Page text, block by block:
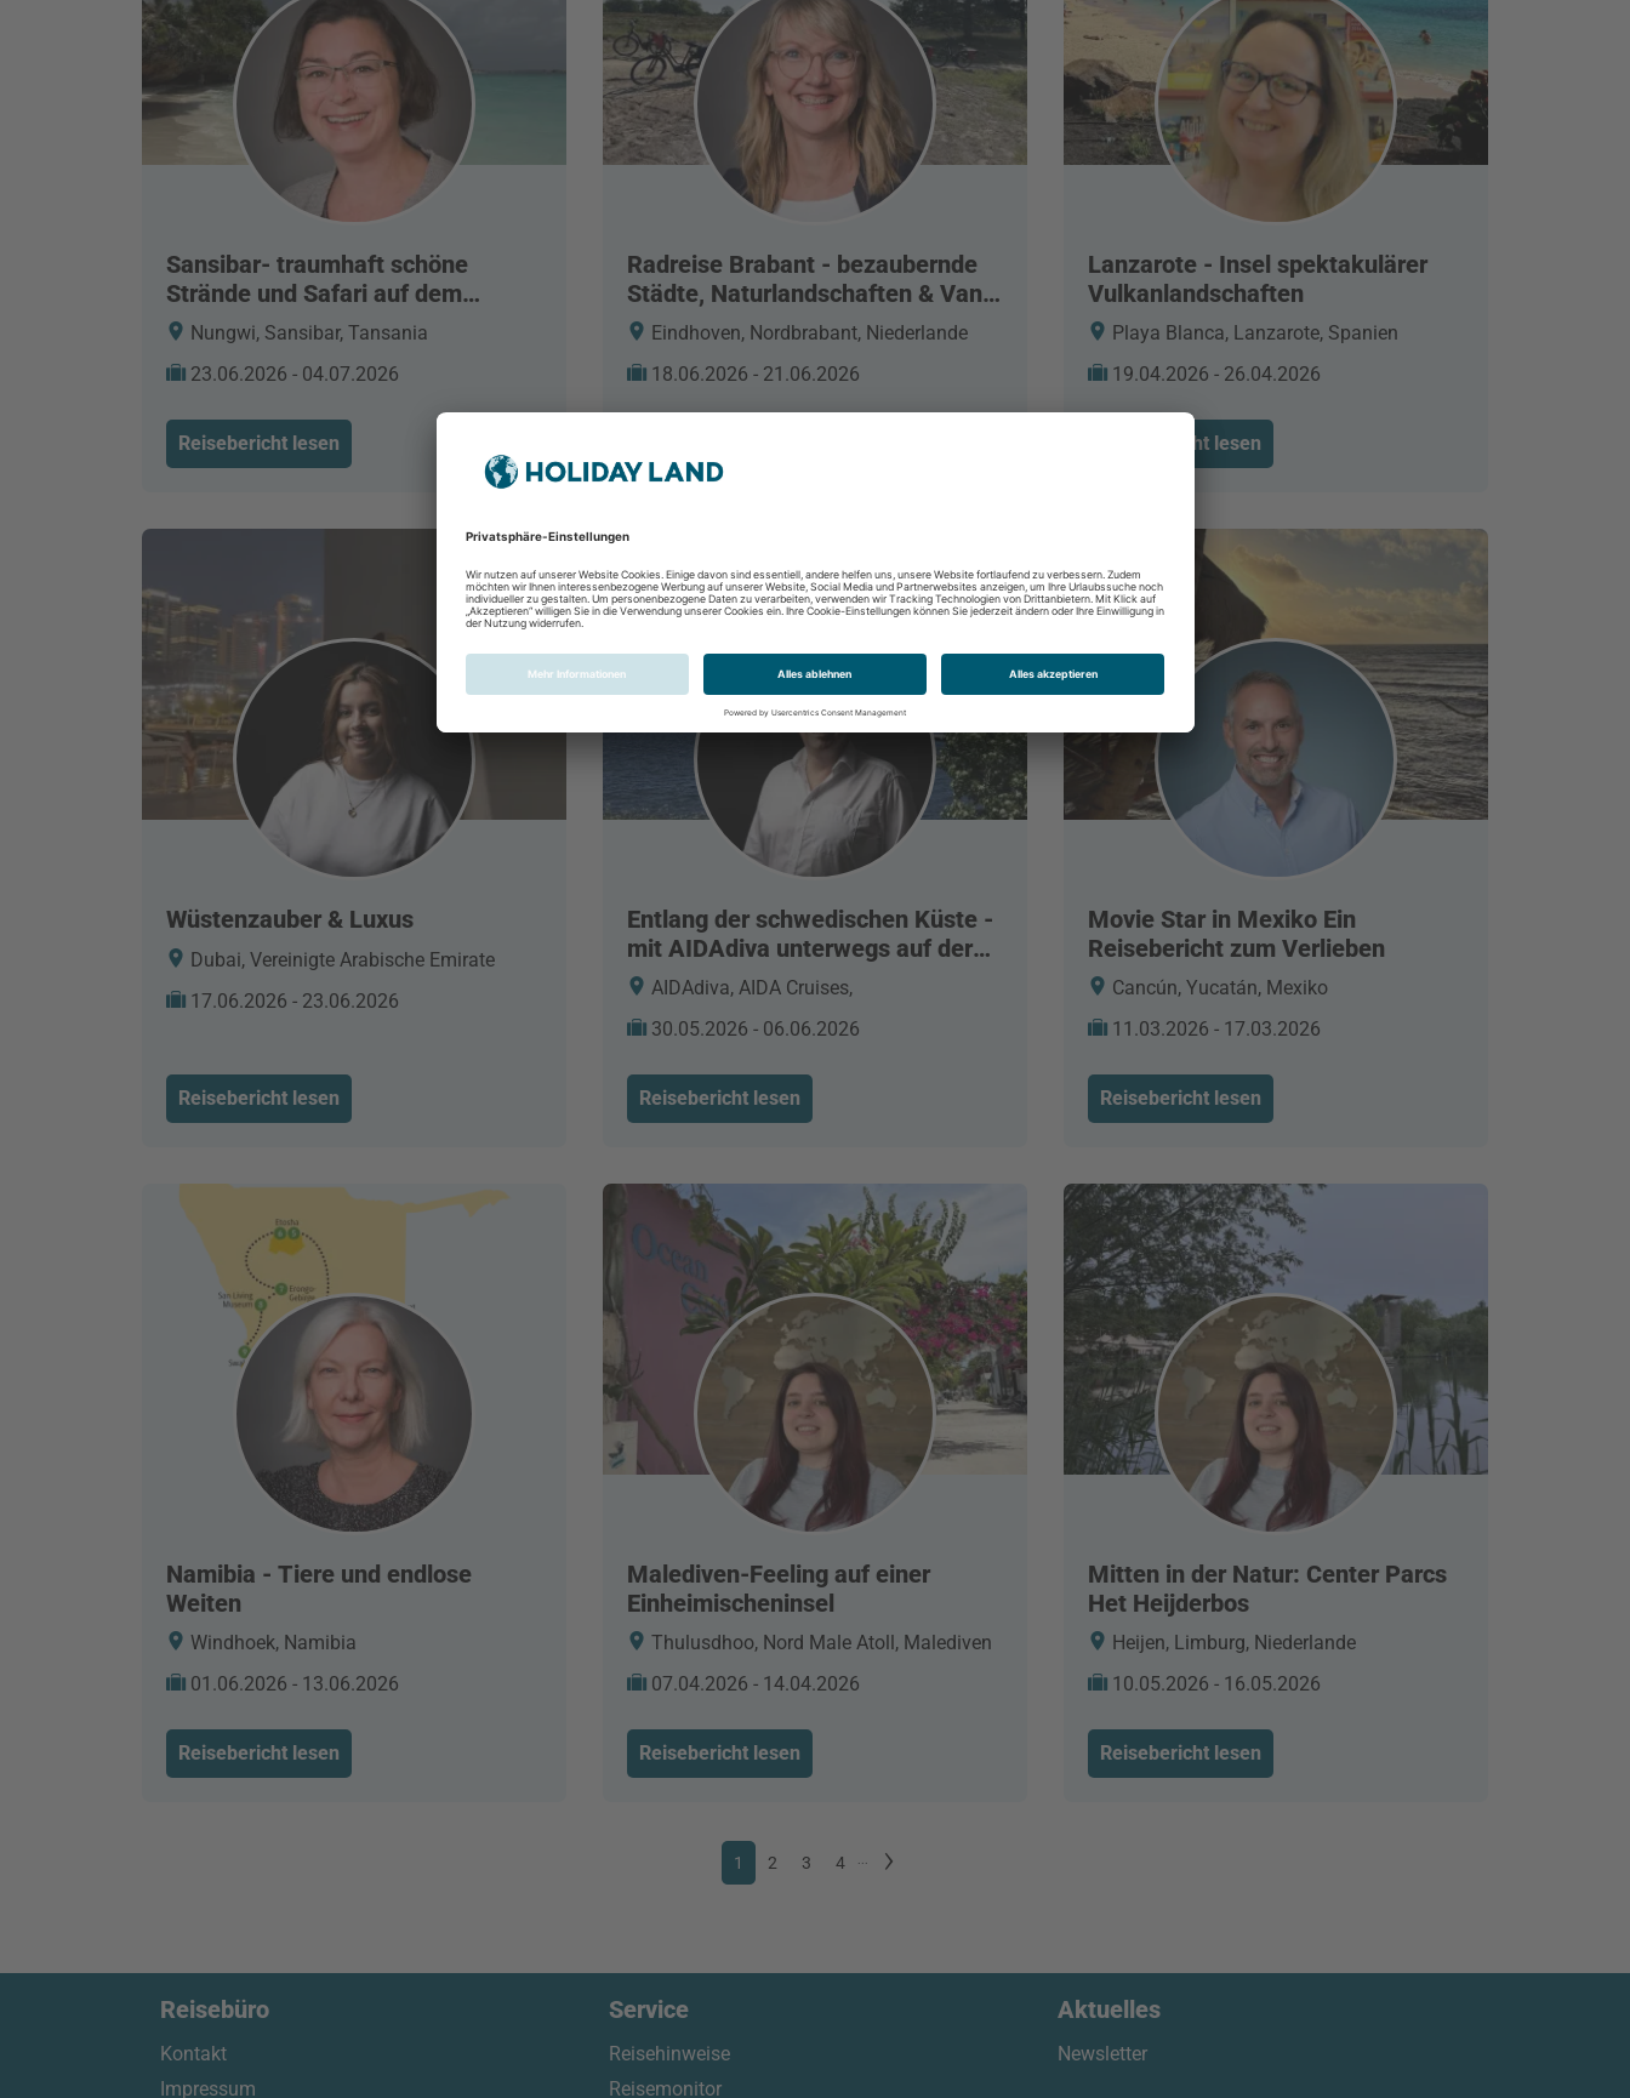
Sansibar- traumhaft schöne
Strände und Safari auf dem
Festland
Nungwi, Sansibar, Tansania
23.06.2026 - 04.07.2026
Reisebericht lesen
Radreise Brabant - bezaubernde
Städte, Naturlandschaften & Van
GoghEindhoven, Nordbrabant, Niederlande
18.06.2026 - 21.06.2026
Lanzarote - Insel spektakulärer
Vulkanlandschaften
Playa Blanca, Lanzarote, Spanien
19.04.2026 - 26.04.2026
Reisebericht lesen
Wüstenzauber & Luxus
Dubai, Vereinigte Arabische Emirate
17.06.2026 - 23.06.2026
Reisebericht lesen
Entlang der schwedischen Küste -
mit AIDAdiva unterwegs auf der
Ostsee
AIDAdiva, AIDA Cruises,
30.05.2026 - 06.06.2026
Reisebericht lesen
Movie Star in Mexiko Ein
Reisebericht zum Verlieben
Cancún, Yucatán, Mexiko
11.03.2026 - 17.03.2026
Reisebericht lesen
Namibia - Tiere und endlose
Weiten
Windhoek, Namibia
01.06.2026 - 13.06.2026
Reisebericht lesen
Malediven-Feeling auf einer
Einheimischeninsel
Thulusdhoo, Nord Male Atoll, Malediven
07.04.2026 - 14.04.2026
Reisebericht lesen
Mitten in der Natur: Center Parcs
Het Heijderbos
Heijen, Limburg, Niederlande
10.05.2026 - 16.05.2026
Reisebericht lesen
1 2 3 4 ...
Reisebüro
Kontakt
Impressum
Service
Reisehinweise
Reisemonitor
Aktuelles
Newsletter